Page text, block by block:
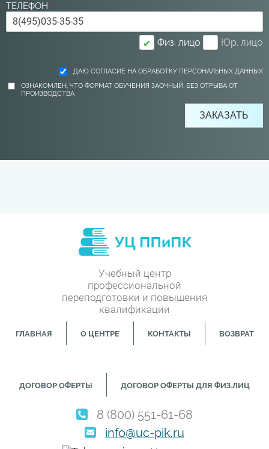
ТЕЛЕФОН *
✔ Физ. лицо Юр. лицо
ДАЮ СОГЛАСИЕ НА ОБРАБОТКУ ПЕРСОНАЛЬНЫХ ДАННЫХ
ОЗНАКОМЛЕН, ЧТО ФОРМАТ ОБУЧЕНИЯ ЗАОЧНЫЙ, БЕЗ ОТРЫВА ОТ
ПРОИЗВОДСТВА
Учебный центр
профессиональной
переподготовки и повышения
квалификации
ГЛАВНАЯ О ЦЕНТРЕ КОНТАКТЫ ВОЗВРАТ
ДОГОВОР ОФЕРТЫ ДОГОВОР ОФЕРТЫ ДЛЯ ФИЗ.ЛИЦ
8 (800) 551-61-68
info@uc-pik.ru